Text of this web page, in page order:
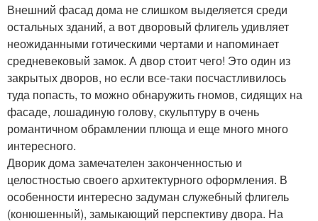
Внешний фасад дома не слишком выделяется среди
остальных зданий, а вот дворовый флигель удивляет
неожиданными готическими чертами и напоминает
средневековый замок. А двор стоит чего! Это один из
закрытых дворов, но если все-таки посчастливилось
туда попасть, то можно обнаружить гномов, сидящих на
фасаде, лошадиную голову, скульптуру в очень
романтичном обрамлении плюща и еще много много
интересного.
Дворик дома замечателен законченностью и
целостностью своего архитектурного оформления. В
особенности интересно задуман служебный флигель
(конюшенный), замыкающий перспективу двора. На